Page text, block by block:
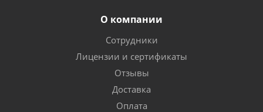
О компании
Сотрудники
Лицензии и сертификаты
Отзывы
Доставка
Оплата